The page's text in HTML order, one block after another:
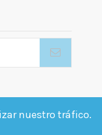
confidencialidad
nuestro tráfico.